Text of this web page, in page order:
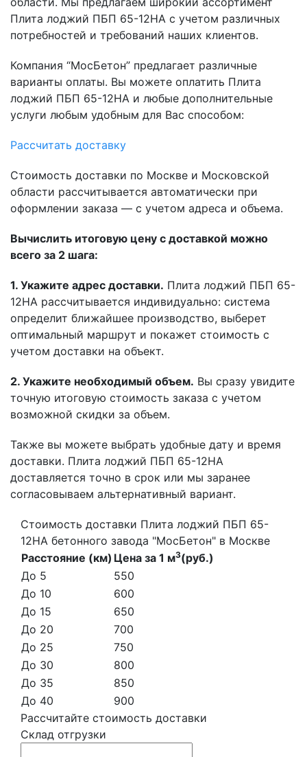
Плита лоджий ПБП 65-12НА с учетом различных
потребностей и требований наших клиентов.
Компания “МосБетон” предлагает различные
варианты оплаты. Вы можете оплатить Плита
лоджий ПБП 65-12НА и любые дополнительные
услуги любым удобным для Вас способом:
Рассчитать доставку
Стоимость доставки по Москве и Московской
области рассчитывается автоматически при
оформлении заказа — с учетом адреса и объема.
Вычислить итоговую цену с доставкой можно
всего за 2 шага:
1. Укажите адрес доставки. Плита лоджий ПБП 65-
12НА рассчитывается индивидуально: система
определит ближайшее производство, выберет
оптимальный маршрут и покажет стоимость с
учетом доставки на объект.
2. Укажите необходимый объем. Вы сразу увидите
точную итоговую стоимость заказа с учетом
возможной скидки за объем.
Также вы можете выбрать удобные дату и время
доставки. Плита лоджий ПБП 65-12НА
доставляется точно в срок или мы заранее
согласовываем альтернативный вариант.
Стоимость доставки Плита лоджий ПБП 65-
12НА бетонного завода "МосБетон" в Москве
Расстояние (км) Цена за 1 м3(руб.)
До 5
550
До 10
600
До 15
650
До 20
700
До 25
750
До 30
800
До 35
850
До 40
900
Рассчитайте стоимость доставки
Склад отгрузки